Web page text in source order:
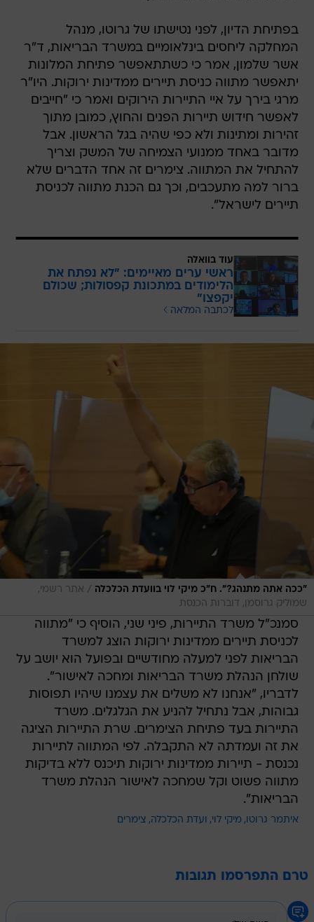
בפתיחת הדיון, לפני נטישתו של גרוטו, מנהל
המחלקה ליחסים בינלאומיים במשרד הבריאות, ד"ר
אשר שלמון, אמר כי כשתתאפשר פתיחת המלונות
יתאפשר מתווה כניסת תיירים ממדינות ירוקות. היו"ר
מרגי בירך על איי התיירות הירוקים ואמר כי "חייבים
לאפשר חידוש תיירות הפנים והחוץ, כמובן מתוך
זהירות ומתינות ולא כפי שהיה בגל הראשון. אבל
מדובר באחד ממנועי הצמיחה של המשק וצריך
להתחיל את המתווה. צימרים זה אחד הדברים שלא
ברור למה מתעכבים, וכך גם הכנת מתווה לכניסת
תיירים לישראל".
עוד בוואלה
ראשי ערים מאיימים: "לא נפתח את
הלימודים במתכונת קפסולות; שכולם
יקפצו"
לכתבה המלאה
"ככה אתה מתנהג?". ח"כ מיקי לוי בוועדת הכלכלה / אתר רשמי,
שמוליק גרוסמן, דוברות הכנסת
סמנכ"ל משרד התיירות, פיני שני, הוסיף כי "מתווה
לכניסת תיירים ממדינות ירוקות הוצג למשרד
הבריאות לפני למעלה מחודשיים ובפועל הוא יושב על
שולחן הנהלת משרד הבריאות ומחכה לאישור".
לדבריו, "אנחנו לא משלים את עצמנו שיהיו תפוסות
גבוהות, אבל נתחיל להניע את הגלגלים. משרד
התיירות בעד פתיחת הצימרים. שרת התיירות הציגה
את זה ועמדתה לא התקבלה. לפי המתווה לתיירות
נכנסת - תיירות ממדינות ירוקות תיכנס ללא בדיקות
מתווה פשוט וקל שמחכה לאישור הנהלת משרד
הבריאות".
איתמר גרוטו מיקי לוי ועדת הכלכלה צימרים
טרם התפרסמו תגובות